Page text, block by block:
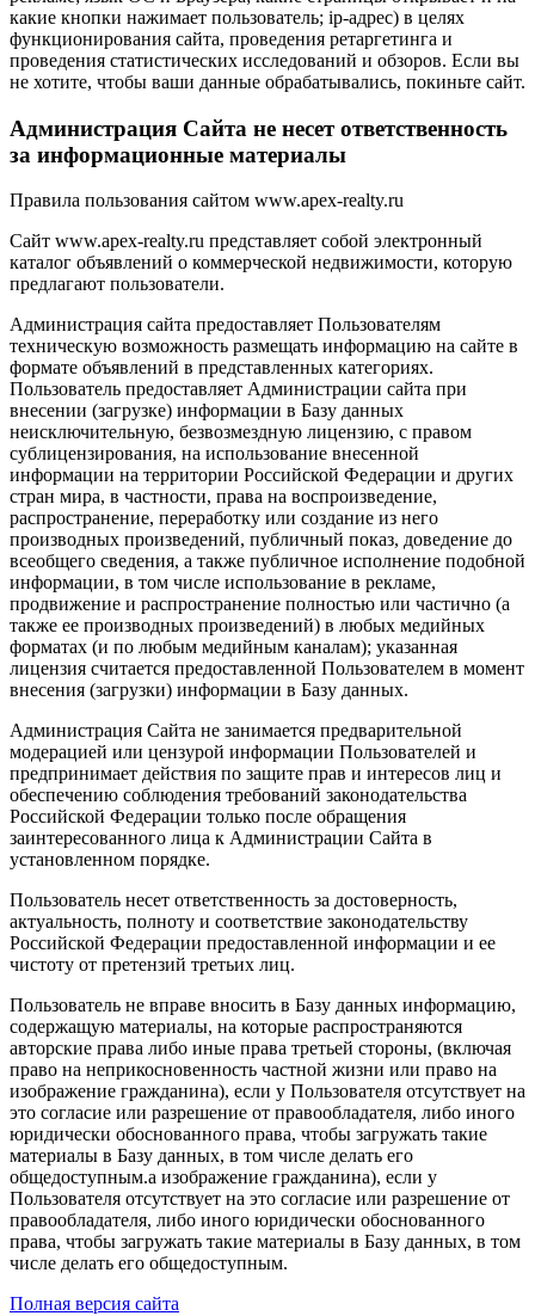
какие кнопки нажимает пользователь; ip-адрес) в целях
функционирования сайта, проведения ретаргетинга и
проведения статистических исследований и обзоров. Если вы
не хотите, чтобы ваши данные обрабатывались, покиньте сайт.
Администрация Сайта не несет ответственность
за информационные материалы
Правила пользования сайтом www.apex-realty.ru
Сайт www.apex-realty.ru представляет собой электронный
каталог объявлений о коммерческой недвижимости, которую
предлагают пользователи.
Администрация сайта предоставляет Пользователям
техническую возможность размещать информацию на сайте в
формате объявлений в представленных категориях.
Пользователь предоставляет Администрации сайта при
внесении (загрузке) информации в Базу данных
неисключительную, безвозмездную лицензию, с правом
сублицензирования, на использование внесенной
информации на территории Российской Федерации и других
стран мира, в частности, права на воспроизведение,
распространение, переработку или создание из него
производных произведений, публичный показ, доведение до
всеобщего сведения, а также публичное исполнение подобной
информации, в том числе использование в рекламе,
продвижение и распространение полностью или частично (а
также ее производных произведений) в любых медийных
форматах (и по любым медийным каналам); указанная
лицензия считается предоставленной Пользователем в момент
внесения (загрузки) информации в Базу данных.
Администрация Сайта не занимается предварительной
модерацией или цензурой информации Пользователей и
предпринимает действия по защите прав и интересов лиц и
обеспечению соблюдения требований законодательства
Российской Федерации только после обращения
заинтересованного лица к Администрации Сайта в
установленном порядке.
Пользователь несет ответственность за достоверность,
актуальность, полноту и соответствие законодательству
Российской Федерации предоставленной информации и ее
чистоту от претензий третьих лиц.
Пользователь не вправе вносить в Базу данных информацию,
содержащую материалы, на которые распространяются
авторские права либо иные права третьей стороны, (включая
право на неприкосновенность частной жизни или право на
изображение гражданина), если у Пользователя отсутствует на
это согласие или разрешение от правообладателя, либо иного
юридически обоснованного права, чтобы загружать такие
материалы в Базу данных, в том числе делать его
общедоступным.а изображение гражданина), если у
Пользователя отсутствует на это согласие или разрешение от
правообладателя, либо иного юридически обоснованного
права, чтобы загружать такие материалы в Базу данных, в том
числе делать его общедоступным.
Полная версия сайта